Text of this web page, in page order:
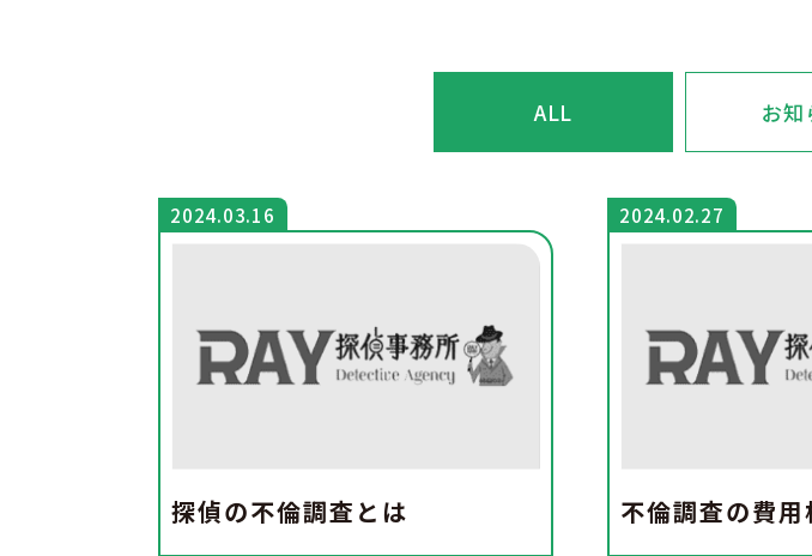
ALL お知
探偵の不倫調査とは
2024.03.16
不倫調査の費用
2024.02.27